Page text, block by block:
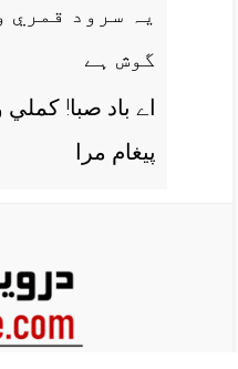
يہ سرود قمري
گوش ہے
اے باد صبا!
پيغام مرا